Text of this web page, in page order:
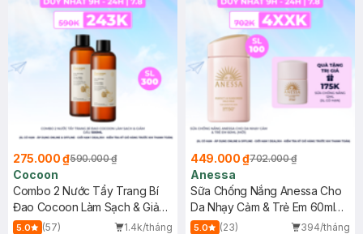
275.000 ₫590.000 ₫
Cocoon
Combo 2 Nước Tẩy Trang Bí
Đao Cocoon Làm Sạch & Giảm
Dầu 500ml
5.0 (57)
1.4k/tháng
449.000 ₫702.000 ₫
Anessa
Sữa Chống Nắng Anessa Cho
Da Nhạy Cảm & Trẻ Em 60ml
(Mới)
5.0 (23)
394/tháng